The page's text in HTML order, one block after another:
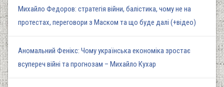
Михайло Федоров: стратегія війни, балістика, чому не на
протестах, переговори з Маском та що буде далі (+відео)
Аномальний Фенікс: Чому українська економіка зростає
всупереч війні та прогнозам – Михайло Кухар